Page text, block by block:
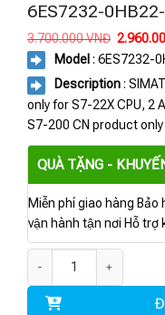
6ES7232-
3.700.000VNĐ Giá
là:
Model : 6ES7232-
Description:
only for S7-22X CPU, 2
S7-200 CN product only
QUÀ TẶNG -
Miễn phí giao hàng
vận hành tận nơi Hỗ trợ